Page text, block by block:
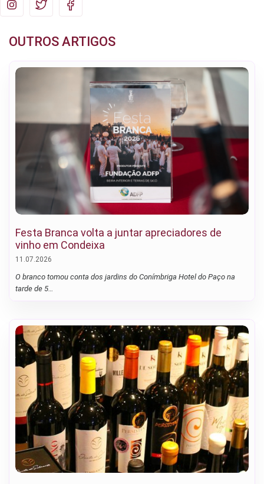
OUTROS ARTIGOS
Festa Branca volta a juntar apreciadores de
vinho em Condeixa
11.07.2026
O branco tomou conta dos jardins do Conímbriga Hotel do Paço na
tarde de 5…